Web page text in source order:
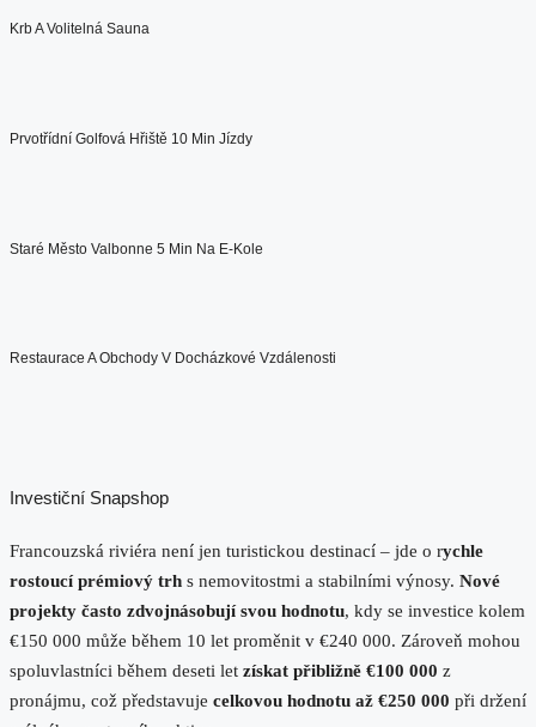
Krb A Volitelná Sauna
Prvotřídní Golfová Hřiště 10 Min Jízdy
Staré Město Valbonne 5 Min Na E-Kole
Restaurace A Obchody V Docházkové Vzdálenosti
Investiční Snapshop
Francouzská riviéra není jen turistickou destinací – jde o rychle
rostoucí prémiový trh s nemovitostmi a stabilními výnosy. Nové
projekty často zdvojnásobují svou hodnotu, kdy se investice kolem
€150 000 může během 10 let proměnit v €240 000. Zároveň mohou
spoluvlastníci během deseti let získat přibližně €100 000 z
pronájmu, což představuje celkovou hodnotu až €250 000 při držení